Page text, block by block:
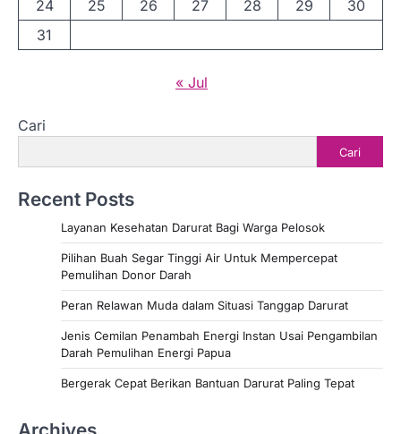
24
25 26 27 28 29
30
31
« Jul
Cari
Cari
Recent Posts
Layanan Kesehatan Darurat Bagi Warga Pelosok
Pilihan Buah Segar Tinggi Air Untuk Mempercepat
Pemulihan Donor Darah
Peran Relawan Muda dalam Situasi Tanggap Darurat
Jenis Cemilan Penambah Energi Instan Usai Pengambilan
Darah Pemulihan Energi Papua
Bergerak Cepat Berikan Bantuan Darurat Paling Tepat